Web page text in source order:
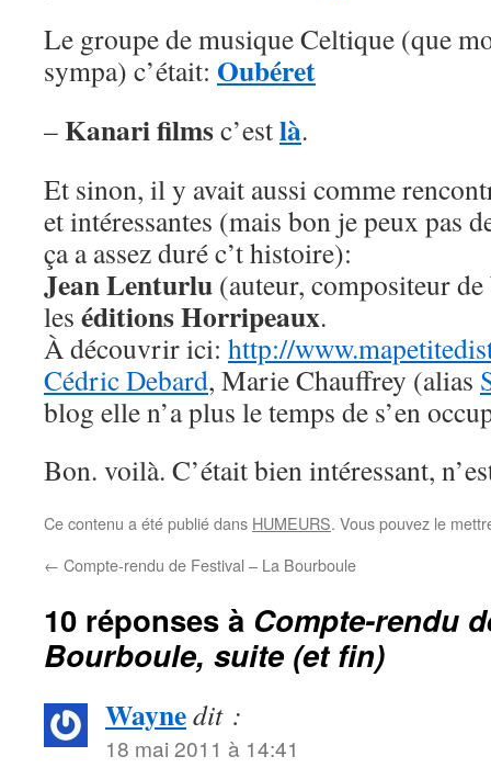
Le groupe de musique Celtique (que
sympa) c’était: Oubéret
–Kanari filmsc’estlà.
Et sinon, il y avait aussi comme
et intéressantes (mais bon je peux pas
ça a assez duré c’t histoire):
Jean Lenturlu (auteur, compositeur
les éditions Horripeaux.
À découvrir ici: http://
Cédric Debard, Marie Chauffrey (alias
blog elle n’a plus le temps de s’en
Bon. voilà. C’était bien intéressant,
Ce contenu a été publié dans HUMEURS. Vous pouvez le
← Compte-rendu de Festival – La Bourboule
10 réponses à Compte-rendu
Bourboule, suite (et fin)
Waynedit :
18 mai 2011 à 14:41